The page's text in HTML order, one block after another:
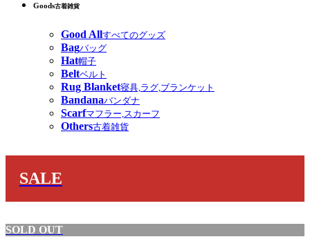
Goods古着雑貨
Good Allすべてのグッズ
Bagバッグ
Hat帽子
Beltベルト
Rug Blanket寝具,ラグ,ブランケット
Bandanaバンダナ
Scarfマフラー,スカーフ
Others古着雑貨
SALE
SOLD OUT